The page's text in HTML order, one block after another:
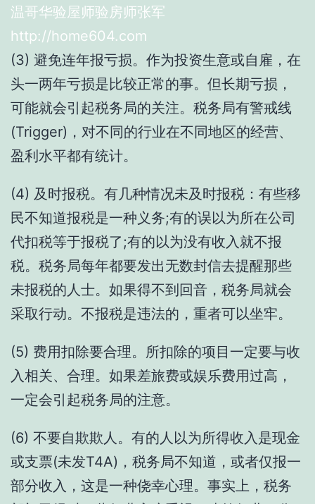
温哥华验屋师验房师张军
http://home604.com
(3) 避免连年报亏损。作为投资生意或自雇，在
头一两年亏损是比较正常的事。但长期亏损，
可能就会引起税务局的关注。税务局有警戒线
(Trigger)，对不同的行业在不同地区的经营、
盈利水平都有统计。
(4) 及时报税。有几种情况未及时报税：有些移
民不知道报税是一种义务;有的误以为所在公司
代扣税等于报税了;有的以为没有收入就不报
税。税务局每年都要发出无数封信去提醒那些
未报税的人士。如果得不到回音，税务局就会
采取行动。不报税是违法的，重者可以坐牢。
(5) 费用扣除要合理。所扣除的项目一定要与收
入相关、合理。如果差旅费或娱乐费用过高，
一定会引起税务局的注意。
(6) 不要自欺欺人。有的人以为所得收入是现金
或支票(未发T4A)，税务局不知道，或者仅报一
部分收入，这是一种侥幸心理。事实上，税务